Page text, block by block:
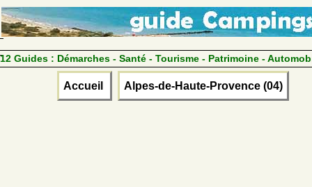
12 Guides : Démarches - Santé - Tourisme - Patrimoine -
Accueil Alpes-de-Haute-Provence (04)